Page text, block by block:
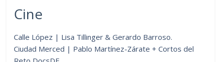
Cine
Calle López | Lisa Tillinger & Gerardo Barroso.
Ciudad Merced | Pablo Martínez-Zárate + Cortos del